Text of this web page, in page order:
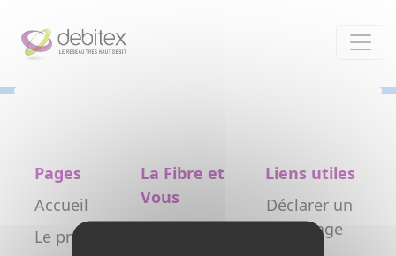
Pages
Accueil
Le projet
La Fibre et
Vous
Particulier
Liens utiles
Déclarer un
dommage